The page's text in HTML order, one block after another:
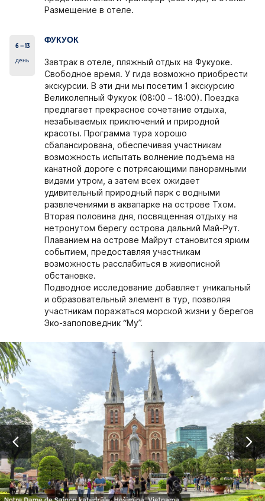
Размещение в отеле.
6 – 13
день
ФУКУОК
Завтрак в отеле, пляжный отдых на Фукуоке.
Свободное время. У гида возможно приобрести
экскурсии. В эти дни мы посетим 1 экскурсию
Великолепный Фукуок (08:00 – 18:00). Поездка
предлагает прекрасное сочетание отдыха,
незабываемых приключений и природной
красоты. Программа тура хорошо
сбалансирована, обеспечивая участникам
возможность испытать волнение подъема на
канатной дороге с потрясающими панорамными
видами утром, а затем всех ожидает
удивительный природный парк c водными
развлечениями в аквапарке на острове Тхом.
Вторая половина дня, посвященная отдыху на
нетронутом берегу острова дальний Май-Рут.
Плаванием на острове Майрут становится ярким
событием, предоставляя участникам
возможность расслабиться в живописной
обстановке.
Подводное исследование добавляет уникальный
и образовательный элемент в тур, позволяя
участникам поражаться морской жизни у берегов
Эко-запоповедник “My”.